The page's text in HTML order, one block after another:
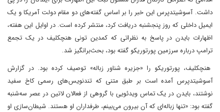
داشت. آسوشیتدپرس این خبر را بر اساس گفته‌های دو مقام دولت آمریکا و یک
ایمیل داخلی که روز پنجشنبه دریافت کرد، منتشر کرده است. در اوایل این هفته،
اظهارات بایدن در پاسخ به نظراتی که کمدین تونی هنچکلیف در یک تجمع
ترامپ درباره سرزمین پورتوریکو گفته بود، بحث‌برانگیز شد.
هنچکلیف، پورتوریکو را «جزیره شناور زباله» توصیف کرده بود. در گزارش
آسوشیتدپرس آمده است بر طبق متنی که تندنویس‌های رسمی کاخ سفید
نوشتند، بایدن در یک تماس ویدئویی با گروهی از فعالان لاتین در عصر سه‌شنبه
گفته بود: «تنها زباله‌ای که آن بیرون می‌بینم، طرفداران او هستند.‌ شیطان‌سازی او